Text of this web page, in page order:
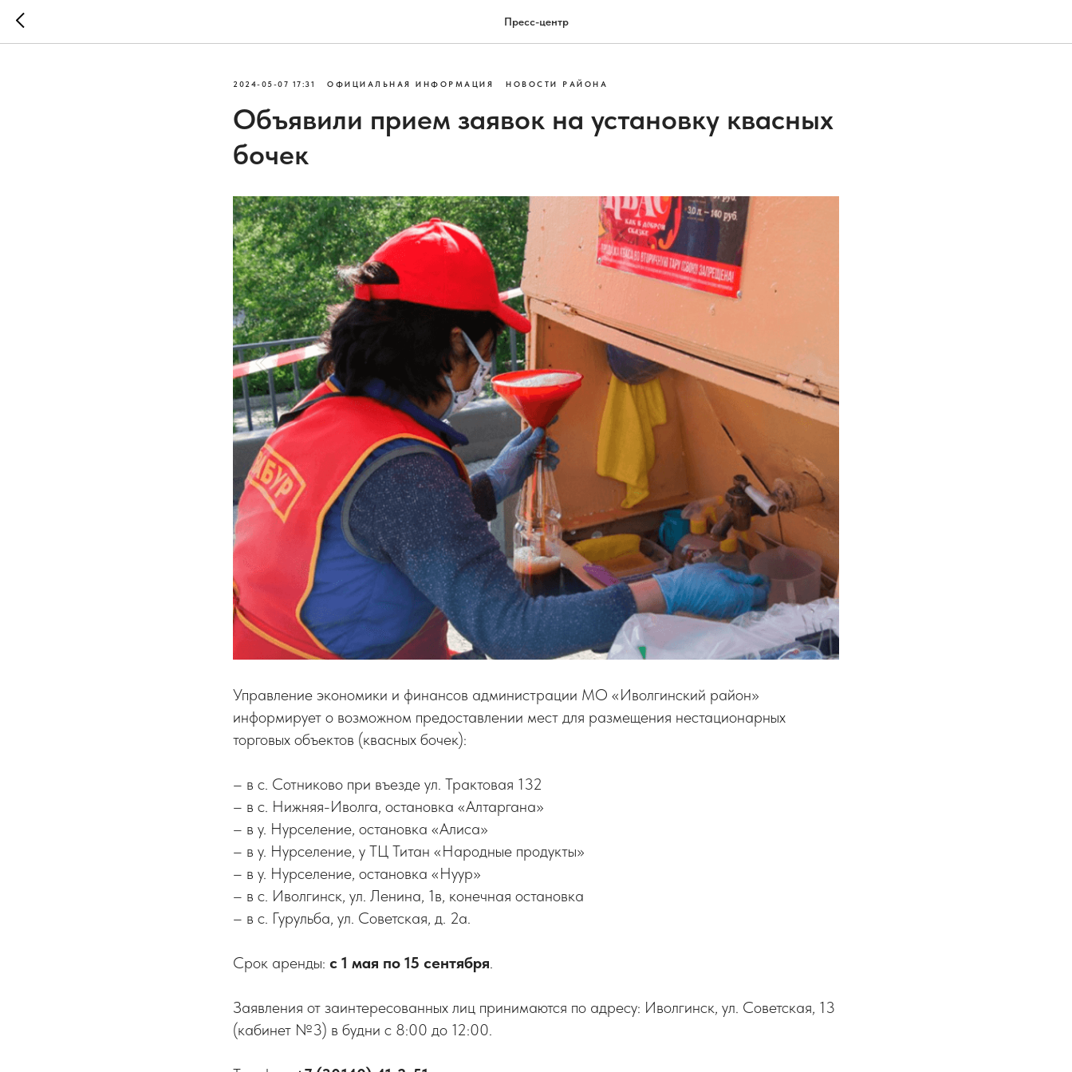
Пресс-центр
2024-05-07 17:31 ОФИЦИАЛЬНАЯ ИНФОРМАЦИЯ НОВОСТИ РАЙОНА
Объявили прием заявок на установку квасных
бочек
Управление экономики и финансов администрации МО «Иволгинский район»
информирует о возможном предоставлении мест для размещения нестационарных
торговых объектов (квасных бочек):
– в с. Сотниково при въезде ул. Трактовая 132
– в с. Нижняя-Иволга, остановка «Алтаргана»
– в у. Нурселение, остановка «Алиса»
– в у. Нурселение, у ТЦ Титан «Народные продукты»
– в у. Нурселение, остановка «Нуур»
– в с. Иволгинск, ул. Ленина, 1в, конечная остановка
– в с. Гурульба, ул. Советская, д. 2а.
Срок аренды: с 1 мая по 15 сентября.
Заявления от заинтересованных лиц принимаются по адресу: Иволгинск, ул. Советская, 13
(кабинет №3) в будни с 8:00 до 12:00.